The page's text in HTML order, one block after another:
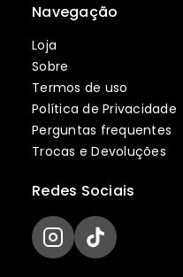
Navegação
Loja
Sobre
Termos de uso
Política de Privacidade
Perguntas frequentes
Trocas e Devoluções
Redes Sociais